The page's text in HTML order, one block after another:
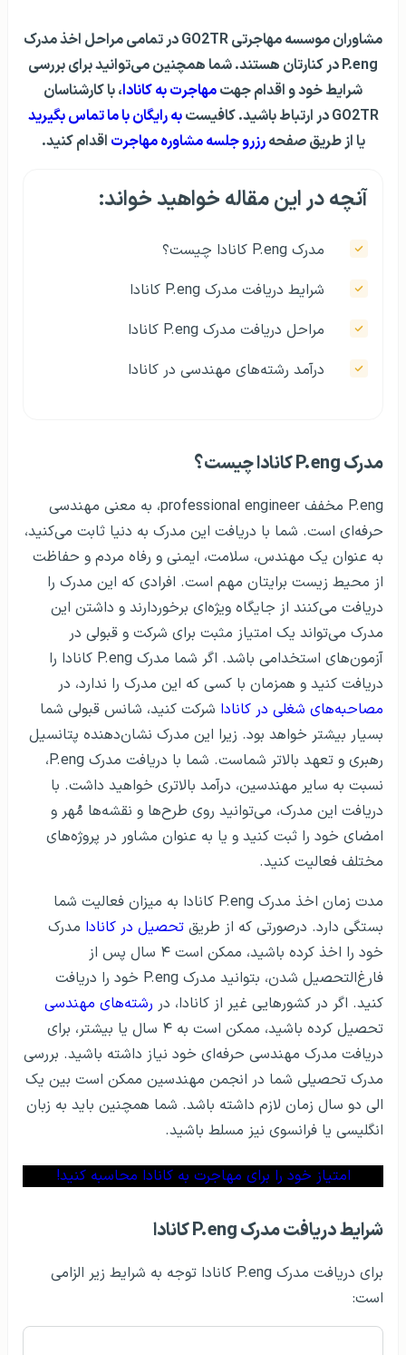
مشاوران موسسه مهاجرتی GO2TR در تمامی مراحل اخذ مدرک
P.eng در کنارتان هستند. شما همچنین می‌توانید برای بررسی
شرایط خود و اقدام جهتمهاجرت به کانادا، با کارشناسان
GO2TR در ارتباط باشید. کافیست
به رایگان با ما تماس بگیرید
یا از طریق صفحهرزرو جلسه مشاوره مهاجرت اقدام کنید.
آنچه در این مقاله خواهید خواند:
مدرک P.eng کانادا چیست؟
شرایط دریافت مدرک P.eng کانادا
مراحل دریافت مدرک P.eng کانادا
درآمد رشته‌های مهندسی در کانادا
مدرک P.eng کانادا چیست؟
P.eng مخفف professional engineer، به معنی مهندسی
حرفه‌ای است. شما با دریافت این مدرک به دنیا ثابت می‌کنید،
به عنوان یک مهندس، سلامت، ایمنی و رفاه مردم و حفاظت
از محیط زیست برایتان مهم است. افرادی که این مدرک را
دریافت می‌کنند از جایگاه ویژه‌ای برخوردارند و داشتن این
مدرک می‌تواند یک امتیاز مثبت برای شرکت و قبولی در
آزمون‌های استخدامی باشد. اگر شما مدرک P.eng کانادا را
دریافت کنید و همزمان با کسی که این مدرک را ندارد، در
مصاحبه‌های شغلی در کانادا شرکت کنید، شانس قبولی شما
بسیار بیشتر خواهد بود. زیرا این مدرک نشان‌دهنده پتانسیل
رهبری و تعهد بالاتر شماست. شما با دریافت مدرک P.eng،
نسبت به سایر مهندسین، درآمد بالاتری خواهید داشت. با
دریافت این مدرک، می‌توانید روی طرح‌ها و نقشه‌ها مُهر و
امضای خود را ثبت کنید و یا به عنوان مشاور در پروژه‌های
مختلف فعالیت کنید.
مدت زمان اخذ مدرک P.eng کانادا به میزان فعالیت شما
بستگی دارد. درصورتی که از طریق تحصیل در کانادا مدرک
خود را اخذ کرده باشید، ممکن است ۴ سال پس از
فارغ‌التحصیل شدن، بتوانید مدرک P.eng خود را دریافت
کنید. اگر در کشورهایی غیر از کانادا، در رشته‌های مهندسی
تحصیل کرده باشید، ممکن است به ۴ سال یا بیشتر، برای
دریافت مدرک مهندسی حرفه‌ای خود نیاز داشته باشید. بررسی
مدرک تحصیلی شما در انجمن مهندسین ممکن است بین یک
الی دو سال زمان لازم داشته باشد. شما همچنین باید به زبان
انگلیسی یا فرانسوی نیز مسلط باشید.
امتیاز خود را برای مهاجرت به کانادا محاسبه کنید!
شرایط دریافت مدرک P.eng کانادا
برای دریافت مدرک P.eng کانادا توجه به شرایط زیر الزامی
است: